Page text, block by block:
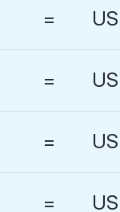
=
=
=
=